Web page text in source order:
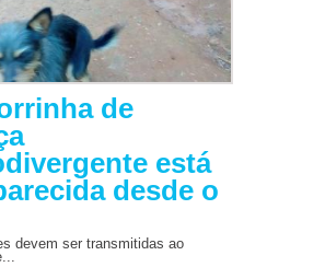
de
está
desde o
devem ser transmitidas ao